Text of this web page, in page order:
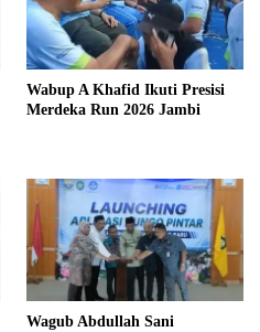
Wabup A Khafid Ikuti Presisi
Merdeka Run 2026 Jambi
Wagub Abdullah Sani